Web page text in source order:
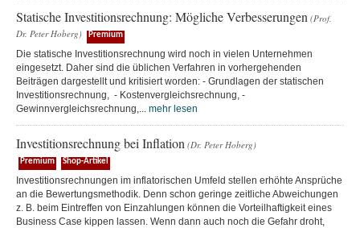
Statische Investitionsrechnung: Mögliche Verbesserungen (Prof.
Dr. Peter Hoberg)
Premium
Die statische Investitionsrechnung wird noch in vielen Unternehmen
eingesetzt. Daher sind die üblichen Verfahren in vorhergehenden
Beiträgen dargestellt und kritisiert worden: - Grundlagen der statischen
Investitionsrechnung, - Kostenvergleichsrechnung, -
Gewinnvergleichsrechnung,... mehr lesen
Investitionsrechnung bei Inflation (Dr. Peter Hoberg)
Premium Shop-Artikel
Investitionsrechnungen im inflatorischen Umfeld stellen erhöhte Ansprüche
an die Bewertungsmethodik. Denn schon geringe zeitliche Abweichungen
z. B. beim Eintreffen von Einzahlungen können die Vorteilhaftigkeit eines
Business Case kippen lassen. Wenn dann auch noch die Gefahr droht,